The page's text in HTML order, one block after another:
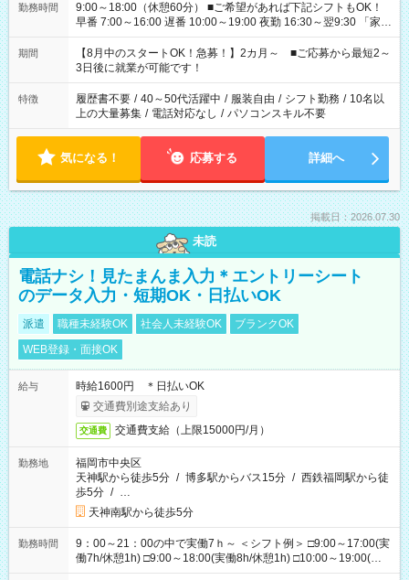
勤務時間
9:00～18:00（休憩60分） ■ご希望があれば下記シフトもOK！
早番 7:00～16:00 遅番 10:00～19:00 夜勤 16:30～翌9:30 「家族
と休みを合わせたい」 「余裕を持って夕飯の準備がしたい」
「できれば残業はしたくない」 など、ご希望を教えてください
ね。 ※Wワーク希望の方へ 今ご覧のお仕事で希望する勤務時間
と、もう1つのお仕事の勤務時間。 合計で週40時間を超える場
合は応募できません。
期間
【8月中のスタートOK！急募！】2カ月～ ■ご応募から最短2～
3日後に就業が可能です！
特徴 履歴書不要 / 40～50代活躍中 / 服装自由 / シフト勤務 / 10名以
上の大量募集 / 電話対応なし / パソコンスキル不要
気になる！ 応募する 詳細へ
掲載日：2026.07.30
未読
電話ナシ！見たまんま入力＊エントリーシート
のデータ入力・短期OK・日払いOK
派遣 職種未経験OK 社会人未経験OK
ブランクOK
WEB登録・面接OK
給与
時給1600円 ＊日払いOK
交通費別途支給あり
交通費 交通費支給（上限15000円/月）
勤務地
福岡市中央区
天神駅から徒歩5分 / 博多駅からバス15分 / 西鉄福岡駅から徒
歩5分 / …
天神南駅から徒歩5分
勤務時間
9：00～21：00の中で実働7ｈ～ ＜シフト例＞ □9:00～17:00(実
働7h/休憩1h) □9:00～18:00(実働8h/休憩1h) □10:00～19:00(実
働8h/休憩1h) □11:00～20:00(実働8h/休憩1h) □12:00～20:00(実